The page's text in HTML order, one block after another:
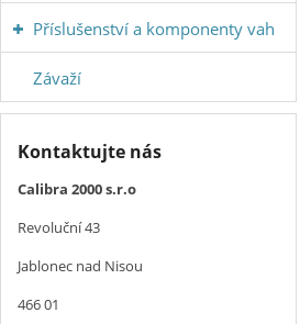
Příslušenství a komponenty vah
Závaží
Kontaktujte nás
Calibra 2000 s.r.o
Revoluční 43
Jablonec nad Nisou
466 01